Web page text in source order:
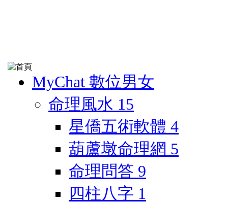
MyChat 數位男女
命理風水 15
星僑五術軟體 4
葫蘆墩命理網 5
命理問答 9
四柱八字 1